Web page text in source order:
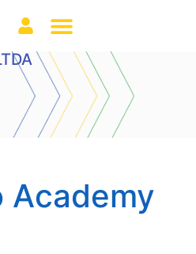
Academy